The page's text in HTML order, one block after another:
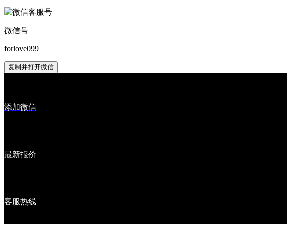
微信号
forlove099
复制并打开微信
添加微信
最新报价
客服热线